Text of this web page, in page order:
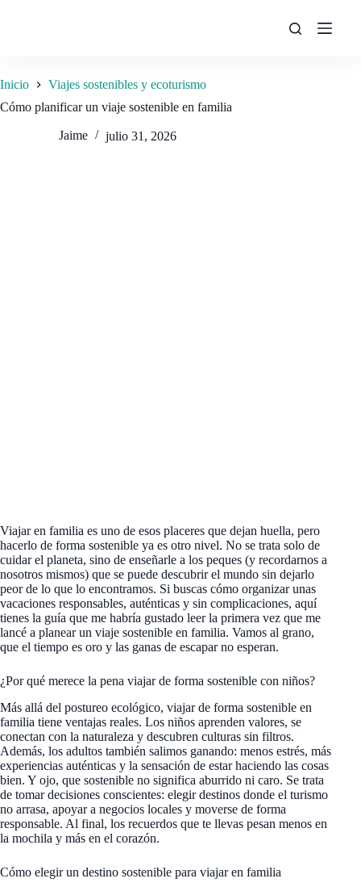
Inicio
Viajes sostenibles y ecoturismo
Cómo planificar un viaje sostenible en familia
Jaime julio 31, 2026
Viajar en familia es uno de esos placeres que dejan huella, pero
hacerlo de forma sostenible ya es otro nivel. No se trata solo de
cuidar el planeta, sino de enseñarle a los peques (y recordarnos a
nosotros mismos) que se puede descubrir el mundo sin dejarlo
peor de lo que lo encontramos. Si buscas cómo organizar unas
vacaciones responsables, auténticas y sin complicaciones, aquí
tienes la guía que me habría gustado leer la primera vez que me
lancé a planear un viaje sostenible en familia. Vamos al grano,
que el tiempo es oro y las ganas de escapar no esperan.
¿Por qué merece la pena viajar de forma sostenible con niños?
Más allá del postureo ecológico, viajar de forma sostenible en
familia tiene ventajas reales. Los niños aprenden valores, se
conectan con la naturaleza y descubren culturas sin filtros.
Además, los adultos también salimos ganando: menos estrés, más
experiencias auténticas y la sensación de estar haciendo las cosas
bien. Y ojo, que sostenible no significa aburrido ni caro. Se trata
de tomar decisiones conscientes: elegir destinos donde el turismo
no arrasa, apoyar a negocios locales y moverse de forma
responsable. Al final, los recuerdos que te llevas pesan menos en
la mochila y más en el corazón.
Cómo elegir un destino sostenible para viajar en familia